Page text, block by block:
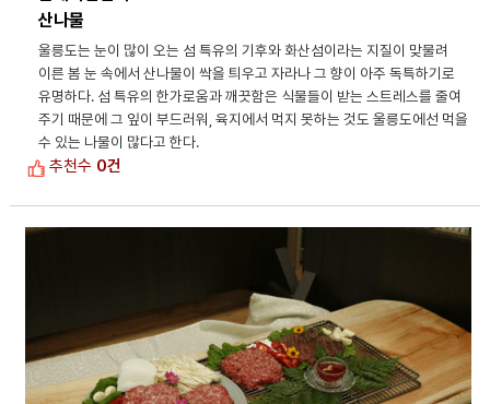
산나물
울릉도는 눈이 많이 오는 섬 특유의 기후와 화산섬이라는 지질이 맞물려
이른 봄 눈 속에서 산나물이 싹을 틔우고 자라나 그 향이 아주 독특하기로
유명하다. 섬 특유의 한가로움과 깨끗함은 식물들이 받는 스트레스를 줄여
주기 때문에 그 잎이 부드러워, 육지에서 먹지 못하는 것도 울릉도에선 먹을
수 있는 나물이 많다고 한다.
추천수 0건